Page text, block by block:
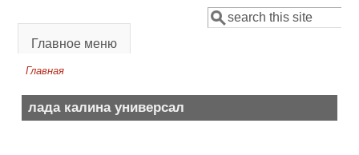
Форма поиска
Поиск
Главное меню
Главная
лада калина универсал